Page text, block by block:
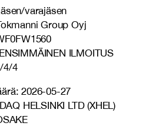
varajäsen
Group Oyj
ILMOITUS
4/4
2026-05-27
HELSINKI LTD (XHEL)